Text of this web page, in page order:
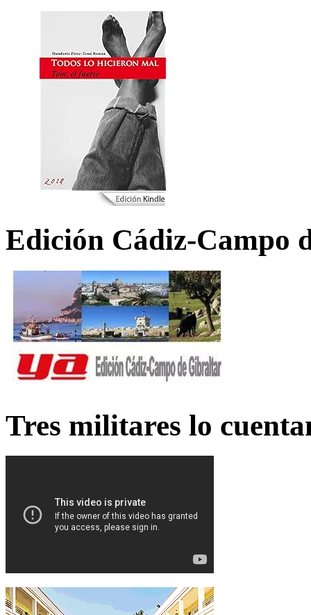
Edición Cádiz-Campo
Tres militares lo